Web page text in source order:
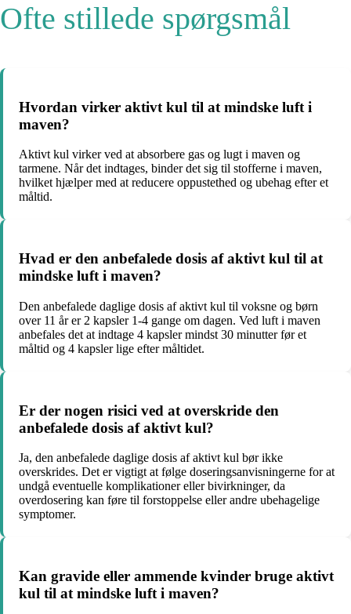
Ofte stillede spørgsmål
Hvordan virker aktivt kul til at mindske luft i
maven?
Aktivt kul virker ved at absorbere gas og lugt i maven og
tarmene. Når det indtages, binder det sig til stofferne i maven,
hvilket hjælper med at reducere oppustethed og ubehag efter et
måltid.
Hvad er den anbefalede dosis af aktivt kul til at
mindske luft i maven?
Den anbefalede daglige dosis af aktivt kul til voksne og børn
over 11 år er 2 kapsler 1-4 gange om dagen. Ved luft i maven
anbefales det at indtage 4 kapsler mindst 30 minutter før et
måltid og 4 kapsler lige efter måltidet.
Er der nogen risici ved at overskride den
anbefalede dosis af aktivt kul?
Ja, den anbefalede daglige dosis af aktivt kul bør ikke
overskrides. Det er vigtigt at følge doseringsanvisningerne for at
undgå eventuelle komplikationer eller bivirkninger, da
overdosering kan føre til forstoppelse eller andre ubehagelige
symptomer.
Kan gravide eller ammende kvinder bruge aktivt
kul til at mindske luft i maven?